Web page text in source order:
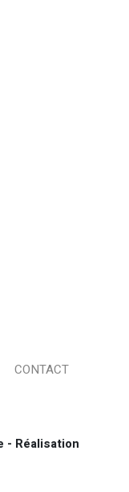
CONTACT
- Réalisation